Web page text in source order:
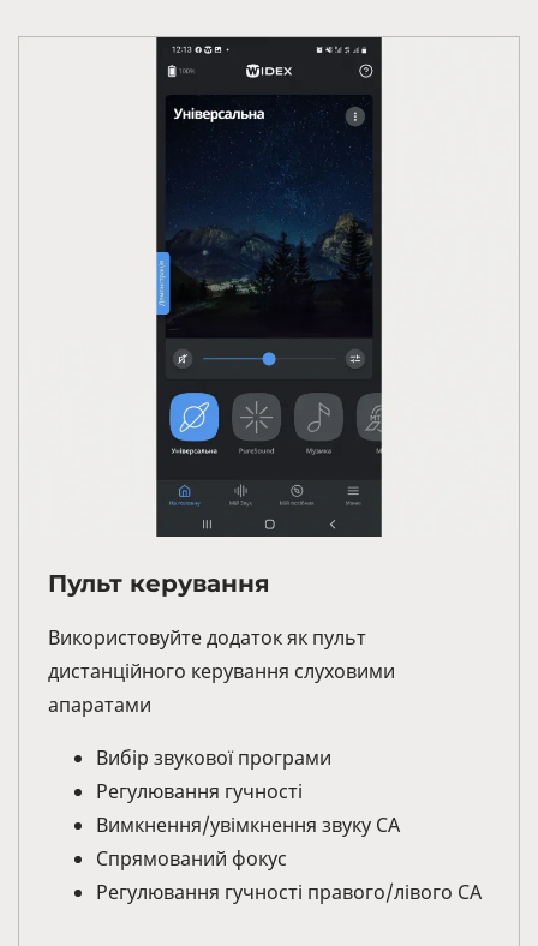
Пульт керування
Використовуйте додаток як пульт
дистанційного керування слуховими
апаратами
Вибір звукової програми
Регулювання гучності
Вимкнення/увімкнення звуку СА
Спрямований фокус
Регулювання гучності правого/лівого СА